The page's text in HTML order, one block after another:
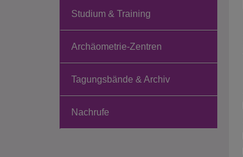
Studium & Training
Archäometrie-Zentren
Tagungsbände & Archiv
Nachrufe